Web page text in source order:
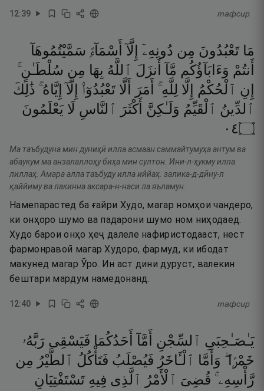
12:39 тафсир
مَا تَعْبُدُونَ مِن دُونِهِۦٓ إِلَّآ أَسْمَآءًۭ سَمَّيْتُمُوهَآ
أَنتُمْ وَءَابَآؤُكُم مَّآ أَنزَلَ ٱللَّهُ بِهَا مِن سُلْطَـٰنٍ ۚ
إِنِ ٱلْحُكْمُ إِلَّا لِلَّهِ ۚ أَمَرَ أَلَّا تَعْبُدُوٓا۟ إِلَّآ إِيَّاهُ ۚ ذَٰلِكَ
ٱلدِّينُ ٱلْقَيِّمُ وَلَـٰكِنَّ أَكْثَرَ ٱلنَّاسِ لَا يَعْلَمُونَ
۝٤٠
Ма таъбудуна мин дуниҳӣ илла асмаан саммайтумуҳа антум ва
абаукум ма анзалаллоҳу биҳа мин султон. Ини-л-ҳукму илла
лиллаҳ. Амара алла таъбуду илла иййаҳ. залика-д-дӣну-л
қаййиму ва лакинна аксара-н-наси ла яъламун.
Намепарастед ба ғайри Худо, магар номҳои чандеро,
ки онҳоро шумо ва падарони шумо ном ниҳодаед.
Худо барои онҳо ҳеҷ далеле нафиристодааст, нест
фармонравоӣ магар Худоро, фармуд, ки ибодат
макунед магар Ӯро. Ин аст дини дуруст, валекин
бештари мардум намедонанд.
12:40 тафсир
يَـٰصَـٰحِبَىِ ٱلسِّجْنِ أَمَّآ أَحَدُكُمَا فَيَسْقِى رَبَّهُۥ
خَمْرًۭا ۖ وَأَمَّا ٱلْـَٔاخَرُ فَيُصْلَبُ فَتَأْكُلُ ٱلطَّيْرُ مِن
رَّأْسِهِۦ ۚ قُضِىَ ٱلْأَمْرُ ٱلَّذِى فِيهِ تَسْتَفْتِيَانِ